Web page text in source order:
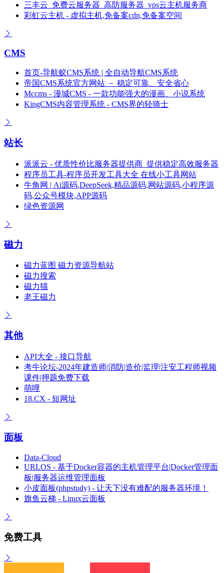
三丰云_免费云服务器_高防服务器_vps云主机服务商
彩虹云主机 - 虚拟主机,免备案cdn,免备案空间
CMS
首页-导航蚁CMS系统 | 全自动导航CMS系统
帝国CMS系统官方网站 － 稳定可靠、安全省心
Mccms - 漫城CMS - 一款功能强大的漫画、小说系统
KingCMS内容管理系统 - CMS界的轻骑士
站长
派派云 - 优质性价比服务器提供商_提供稳定高效服务器
程序员工具-程序员开发工具大全 在线小工具网站
牛角网 | Ai源码,DeepSeek,精品源码,网站源码,小程序源
码,公众号模块,APP源码
绿色资源网
磁力
磁力蓝图 磁力资源导航站
磁力搜索
磁力猫
老王磁力
其他
API大全 - 接口导航
考牛论坛-2024年建造师|消防|造价|监理|注安工程师视频
课件|押题免费下载
萌哩
18.CX - 短网址
面板
Data-Cloud
URLOS - 基于Docker容器的主机管理平台|Docker管理面
板|服务器运维管理面板
小皮面板(phpstudy) - 让天下没有难配的服务器环境！
旗鱼云梯 - Linux云面板
免费工具